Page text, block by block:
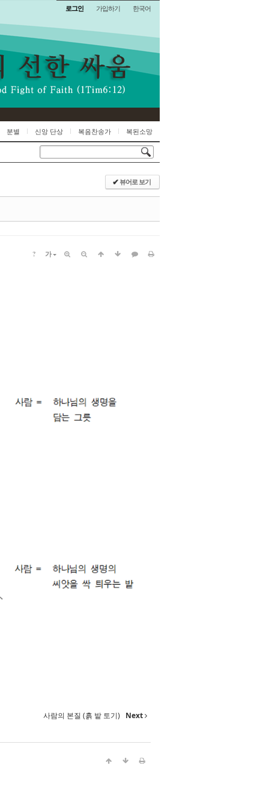
로그인 가입하기 한국어
분별 신앙 단상 복음찬송가 복된소망
✔뷰어로 보기
? 가
사람의 본질 (흙 밭 토기) Next